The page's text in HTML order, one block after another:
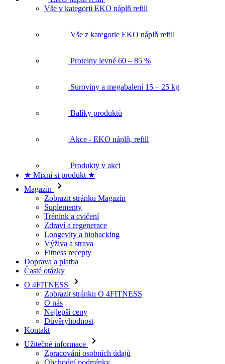
Magazín
Zobrazit stránku Magazín
Suplementy
Trénink a cvičení
Zdraví a regenerace
Longevity a biohacking
Výživa a strava
Fitness recepty
Doprava a platba
Časté otázky
O 4FITNESS
Zobrazit stránku O 4FITNESS
O nás
Nejlepší ceny
Důvěryhodnost
Kontakt
Užitečné informace
Zpracování osobních údajů
Obchodní podmínky
Odstoupení od smlouvy